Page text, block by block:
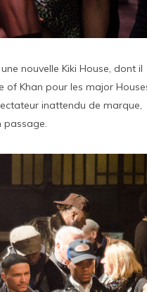
nouvelle Kiki House, dont il
of Khan pour les major
inattendu de marque,
passage.